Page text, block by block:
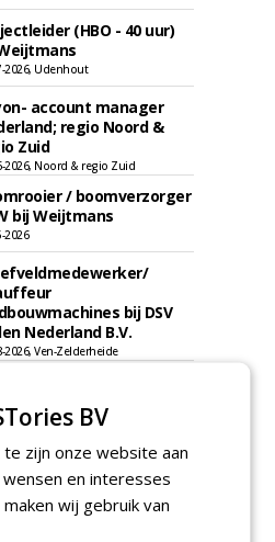
(HBO - 40 uur)
2026, Udenhout
account manager
regio Noord &
Zuid
2026, Noord & regio Zuid
/ boomverzorger
bij Weijtmans
2026
bij DSV
Nederland B.V.
2026, Ven-Zelderheide
2026, Ven-Zelderheide
bij DSV zaden
B.V.
BV
zijn onze website aan
en interesses
wij gebruik van